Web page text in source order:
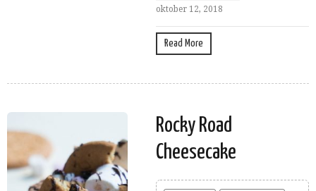
oktober 12, 2018
Read More
Rocky Road
Cheesecake